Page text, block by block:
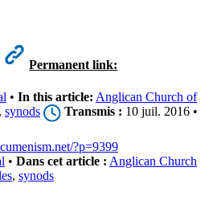
Permanent link:
• In this article: Anglican Church of
, synods Transmis : 10 juil. 2016 •
?p=9399
• Dans cet article : Anglican Church
, synods